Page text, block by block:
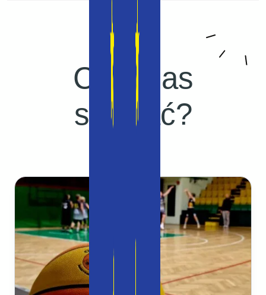
Co u nas
słychać?